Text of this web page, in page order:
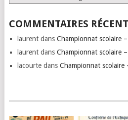
COMMENTAIRES
laurentdans Championnat scolaire
laurentdans Championnat scolaire
lacourtedans Championnat scolaire